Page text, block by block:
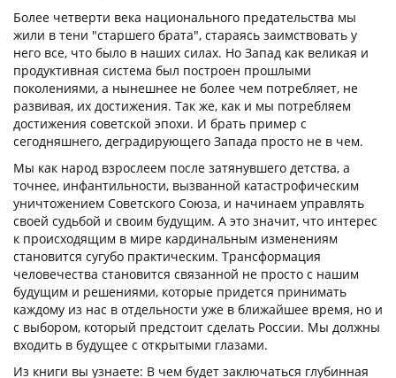
Более четверти века национального предательства мы
жили в тени "старшего брата", стараясь заимствовать у
него все, что было в наших силах. Но Запад как великая и
продуктивная система был построен прошлыми
поколениями, а нынешнее не более чем потребляет, не
развивая, их достижения. Так же, как и мы потребляем
достижения советской эпохи. И брать пример с
сегодняшнего, деградирующего Запада просто не в чем.
Мы как народ взрослеем после затянувшего детства, а
точнее, инфантильности, вызванной катастрофическим
уничтожением Советского Союза, и начинаем управлять
своей судьбой и своим будущим. А это значит, что интерес
к происходящим в мире кардинальным изменениям
становится сугубо практическим. Трансформация
человечества становится связанной не просто с нашим
будущим и решениями, которые придется принимать
каждому из нас в отдельности уже в ближайшее время, но и
с выбором, который предстоит сделать России. Мы должны
входить в будущее с открытыми глазами.
Из книги вы узнаете: В чем будет заключаться глубинная